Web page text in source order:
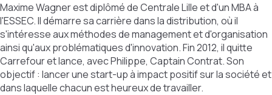
Maxime Wagner est diplômé de Centrale Lille et d'un MBA à
l'ESSEC. Il démarre sa carrière dans la distribution, où il
s'intéresse aux méthodes de management et d'organisation
ainsi qu'aux problématiques d'innovation. Fin 2012, il quitte
Carrefour et lance, avec Philippe, Captain Contrat. Son
objectif : lancer une start-up à impact positif sur la société et
dans laquelle chacun est heureux de travailler.